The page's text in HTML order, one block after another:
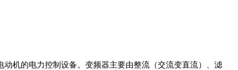
动机的电力控制设备。变频器主要由整流（交流变直流）、滤